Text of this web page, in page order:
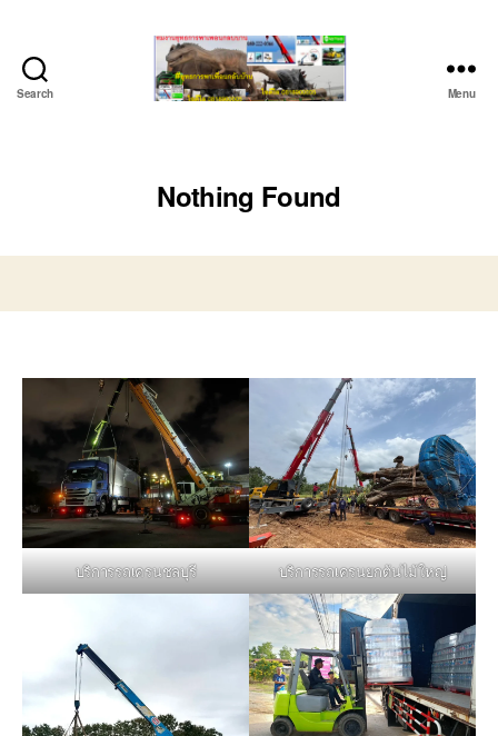
Search
ยก
ของ
ติดต่อ
0640711613,
Menu
Nothing Found
บริการรถเครนชลบุรี บริการรถเครนยกต้นไม้ใหญ่